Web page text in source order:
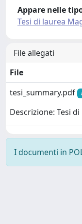
Appare nelle
Tesi di laurea
File allegati
File
tesi_summary.pdf
Descrizione: Tesi
I documenti in